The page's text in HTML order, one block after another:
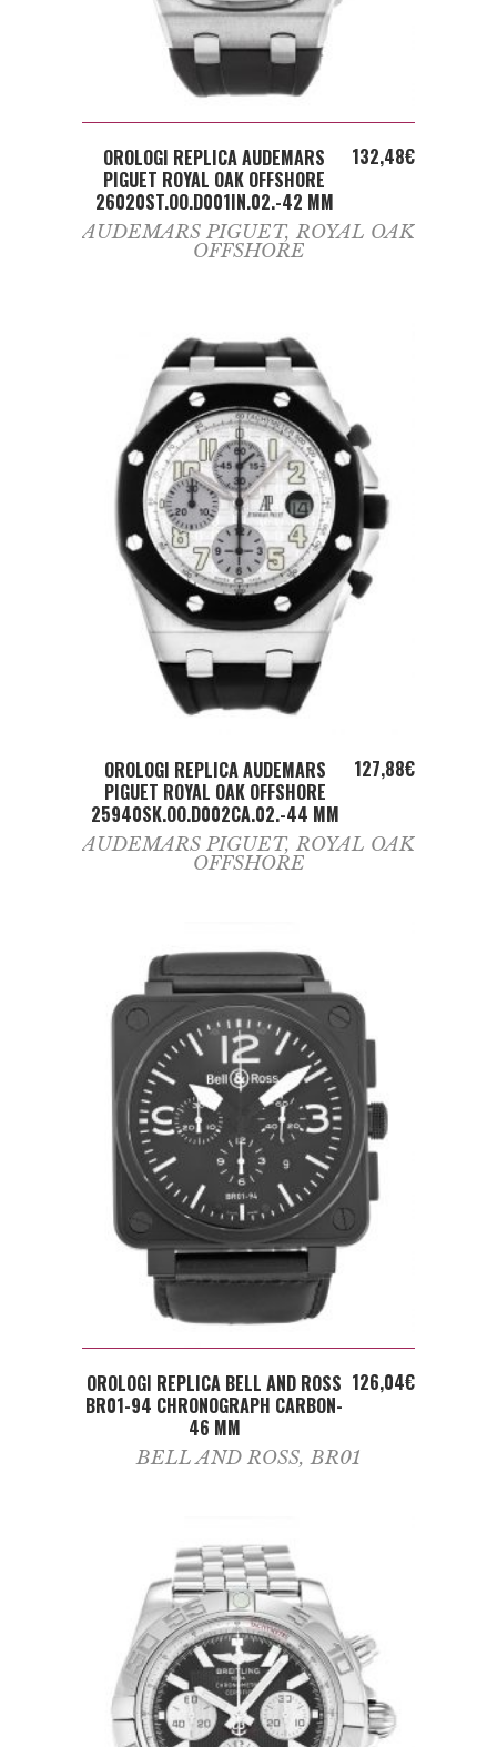
ADD TO CART
OROLOGI REPLICA AUDEMARS
PIGUET ROYAL OAK OFFSHORE
26020ST.OO.D001IN.02.-42 MM
132,48€
AUDEMARS PIGUET, ROYAL OAK
OFFSHORE
ADD TO CART
OROLOGI REPLICA AUDEMARS
PIGUET ROYAL OAK OFFSHORE
25940SK.OO.D002CA.02.-44 MM
127,88€
AUDEMARS PIGUET, ROYAL OAK
OFFSHORE
ADD TO CART
OROLOGI REPLICA BELL AND ROSS
BR01-94 CHRONOGRAPH CARBON-
46 MM
126,04€
BELL AND ROSS,BR01